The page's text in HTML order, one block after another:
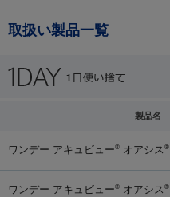
取扱い製品一覧
製品名
ワンデー アキュビュー® オアシス ®
ワンデー アキュビュー® オアシス ®